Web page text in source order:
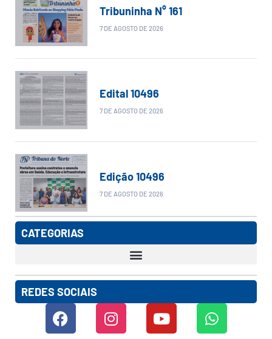
Tribuninha N° 161
7 DE AGOSTO DE 2026
Edital 10496
7 DE AGOSTO DE 2026
Edição 10496
7 DE AGOSTO DE 2026
CATEGORIAS
REDES SOCIAIS